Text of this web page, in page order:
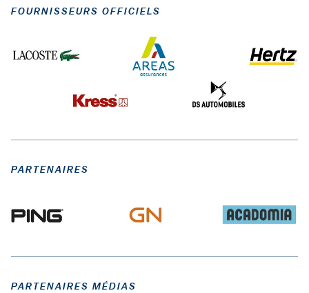
FOURNISSEURS OFFICIELS
PARTENAIRES
PARTENAIRES MÉDIAS